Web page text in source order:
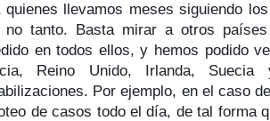
quienes llevamos meses siguiendo
no tanto. Basta mirar a otros
en todos ellos, y hemos podido
Reino Unido, Irlanda,
Por ejemplo, en el caso
de casos todo el día, de tal forma